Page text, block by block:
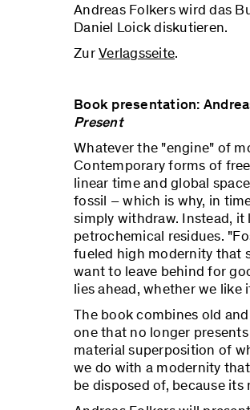
Andreas Folkers wird das
Daniel Loick diskutieren.
ZurVerlagsseite.
Book presentation:
Present
Whatever the "engine" of
Contemporary forms of
linear time and global
fossil – which is why, in
simply withdraw. Instead, it
petrochemical residues.
fueled high modernity that
want to leave behind for
lies ahead, whether we like
The book combines old
one that no longer
material superposition of
we do with a modernity
be disposed of, because